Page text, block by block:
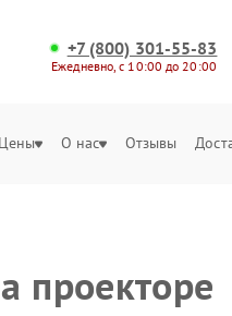
+7 (800) 301-55-83
Ежедневно, с 10:00 до 20:00
Цены О нас Отзывы
проекторе